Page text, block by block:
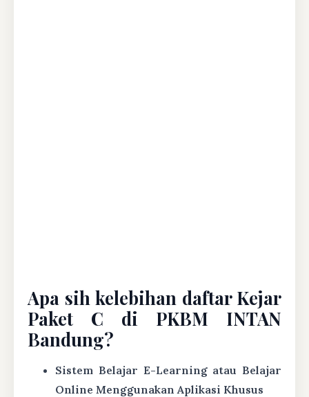
Apa sih kelebihan daftar Kejar
Paket C di PKBM INTAN
Bandung?
Sistem Belajar E-Learning atau Belajar
Online Menggunakan Aplikasi Khusus